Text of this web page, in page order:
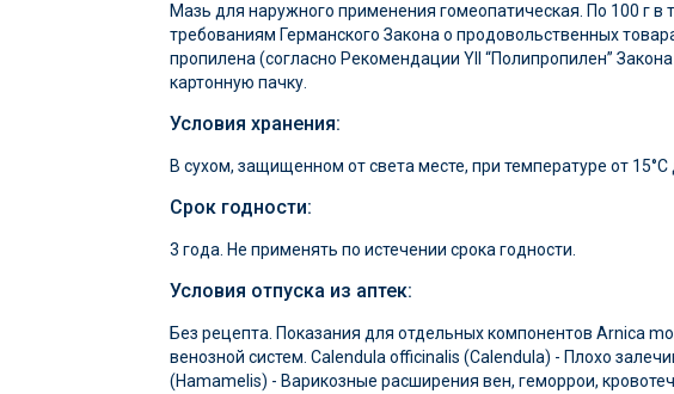
Мазь для наружного применения гомеопатическая. По 100 г
требованиям Германского Закона о продовольственных
пропилена (согласно Рекомендации YІI “Полипропилен”
картонную пачку.
Условия хранения:
В сухом, защищенном от света месте, при температуре от
Срок годности:
3 года. Не применять по истечении срока годности.
Условия отпуска из аптек:
Без рецепта. Показания для отдельных компонентов Arnica
венозной систем. Calendula officinalis (Calendula) - Плохо
(Hamamelis) - Варикозные расширения вен, геморрои,